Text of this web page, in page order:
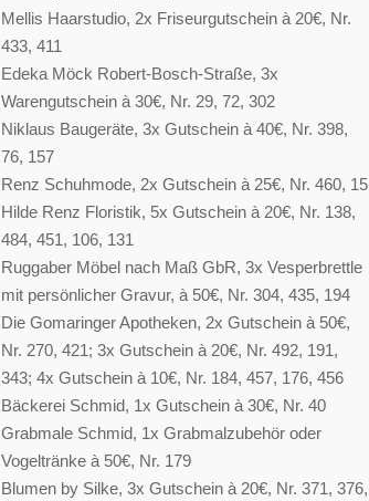
Mellis Haarstudio, 2x Friseurgutschein à 20€, Nr.
433, 411
Edeka Möck Robert-Bosch-Straße, 3x
Warengutschein à 30€, Nr. 29, 72, 302
Niklaus Baugeräte, 3x Gutschein à 40€, Nr. 398,
76, 157
Renz Schuhmode, 2x Gutschein à 25€, Nr. 460, 15
Hilde Renz Floristik, 5x Gutschein à 20€, Nr. 138,
484, 451, 106, 131
Ruggaber Möbel nach Maß GbR, 3x Vesperbrettle
mit persönlicher Gravur, à 50€, Nr. 304, 435, 194
Die Gomaringer Apotheken, 2x Gutschein à 50€,
Nr. 270, 421; 3x Gutschein à 20€, Nr. 492, 191,
343; 4x Gutschein à 10€, Nr. 184, 457, 176, 456
Bäckerei Schmid, 1x Gutschein à 30€, Nr. 40
Grabmale Schmid, 1x Grabmalzubehör oder
Vogeltränke à 50€, Nr. 179
Blumen by Silke, 3x Gutschein à 20€, Nr. 371, 376,